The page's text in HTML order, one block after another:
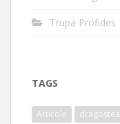
Trupa Profides
TAGS
Articole dragostea